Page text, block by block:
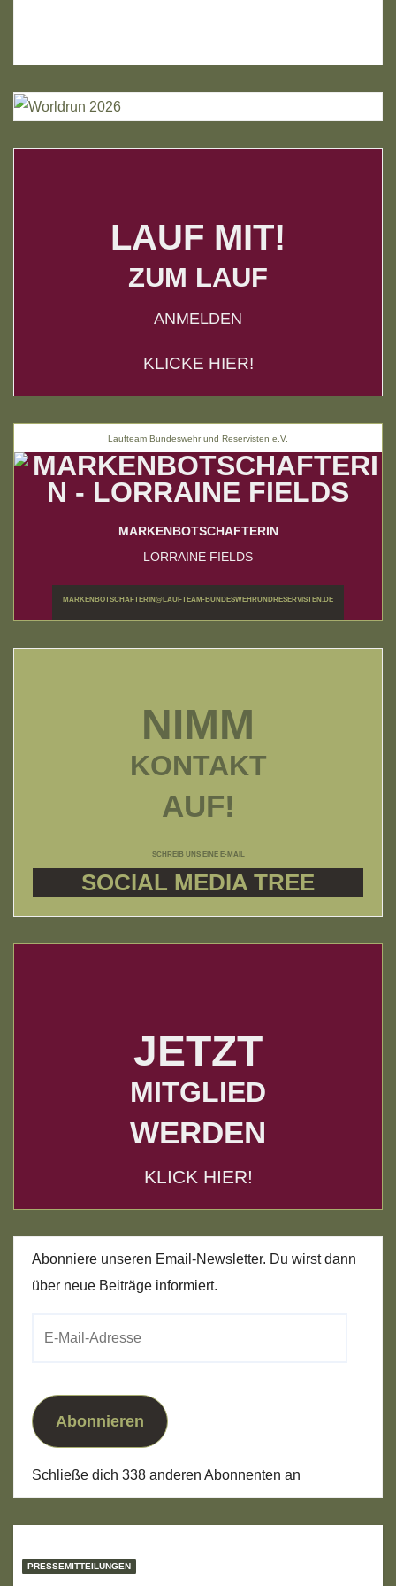
LAUF MIT!
ZUM LAUF
ANMELDEN
KLICKE HIER!
Laufteam Bundeswehr und Reservisten e.V.
MARKENBOTSCHAFTERIN
LORRAINE FIELDS
MARKENBOTSCHAFTERIN@LAUFTEAM-BUNDESWEHRUNDRESERVISTEN.DE
NIMM
KONTAKT
AUF!
SCHREIB UNS EINE E-MAIL
SOCIAL MEDIA TREE
JETZT
MITGLIED
WERDEN
KLICK HIER!
Abonniere unseren Email-Newsletter. Du wirst dann
über neue Beiträge informiert.
Abonnieren
Schließe dich 338 anderen Abonnenten an
PRESSEMITTEILUNGEN